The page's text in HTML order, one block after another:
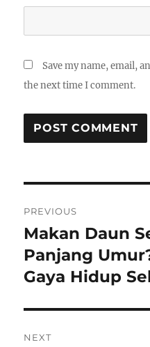
Save my name, email,
the next time I comment.
navigation
PREVIOUS
Previous
post:
Makan Daun
Panjang
Gaya Hidup
NEXT